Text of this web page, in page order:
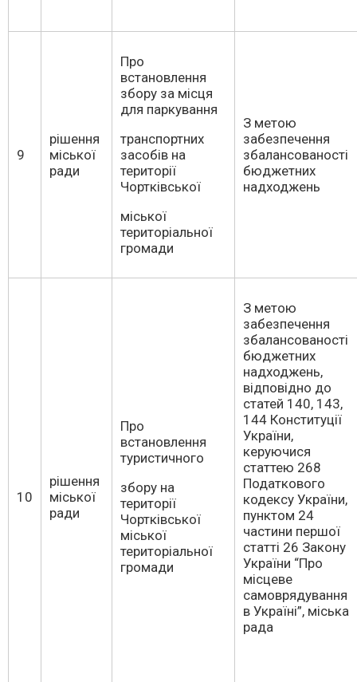
9
рішення
міської
ради
Про
встановлення
збору за місця
для паркування
транспортних
засобів на
території
Чортківської
міської
територіальної
громади
З метою
забезпечення
збалансованості
бюджетних
надходжень
10
рішення
міської
ради
Про
встановлення
туристичного
збору на
території
Чортківської
міської
територіальної
громади
З метою
забезпечення
збалансованості
бюджетних
надходжень,
відповідно до
статей 140, 143,
144 Конституції
України,
керуючися
статтею 268
Податкового
кодексу України,
пунктом 24
частини першої
статті 26 Закону
України “Про
місцеве
самоврядування
в Україні”, міська
рада